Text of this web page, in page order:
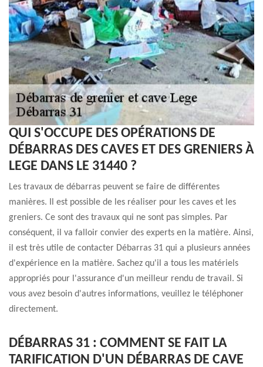
QUI S'OCCUPE DES OPÉRATIONS DE
DÉBARRAS DES CAVES ET DES GRENIERS À
LEGE DANS LE 31440 ?
Les travaux de débarras peuvent se faire de différentes
manières. Il est possible de les réaliser pour les caves et les
greniers. Ce sont des travaux qui ne sont pas simples. Par
conséquent, il va falloir convier des experts en la matière. Ainsi,
il est très utile de contacter Débarras 31 qui a plusieurs années
d'expérience en la matière. Sachez qu'il a tous les matériels
appropriés pour l'assurance d'un meilleur rendu de travail. Si
vous avez besoin d'autres informations, veuillez le téléphoner
directement.
DÉBARRAS 31 : COMMENT SE FAIT LA
TARIFICATION D'UN DÉBARRAS DE CAVE